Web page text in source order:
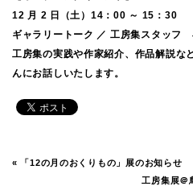
12 月 2 日（土）14：00 ～ 15：30
ギャラリートーク ／ 工房集スタッフ
工房集の実践や作家紹介、作品解説な
んにお話しいたします。
«
「12の月のおくりもの」展のお知らせ
工房集展＠